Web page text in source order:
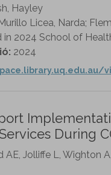
Hayley
Licea, Narda;
in 2024 School of
2024
During
AE, Jolliffe L, Wighton